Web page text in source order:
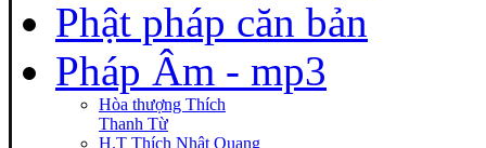
Phật pháp căn bản
Pháp Âm - mp3
Hòa thượng Thích
Thanh Từ
H.T Thích Nhật Quang